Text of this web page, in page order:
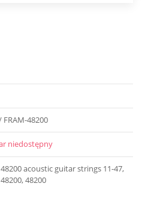
FRAM-48200
niedostępny
acoustic guitar strings 11-47,
48200